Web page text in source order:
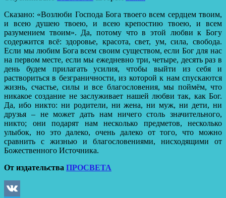
Сказано: «Возлюби Господа Бога твоего всем сердцем твоим,
и всею душею твоею, и всею крепостию твоею, и всем
разумением твоим». Да, потому что в этой любви к Богу
содержится всё: здоровье, красота, свет, ум, сила, свобода.
Если мы любим Бога всем своим существом, если Бог для нас
на первом месте, если мы ежедневно три, четыре, десять раз в
день будем прилагать усилия, чтобы выйти из себя и
раствориться в безграничности, из которой к нам спускаются
жизнь, счастье, силы и все благословения, мы поймём, что
никакое создание не заслуживает нашей любви так, как Бог.
Да, ибо никто: ни родители, ни жена, ни муж, ни дети, ни
друзья – не может дать нам ничего столь значительного,
никто; они подарят нам несколько предметов, несколько
улыбок, но это далеко, очень далеко от того, что можно
сравнить с жизнью и благословениями, нисходящими от
Божественного Источника.
От издательства ПРОСВЕТА